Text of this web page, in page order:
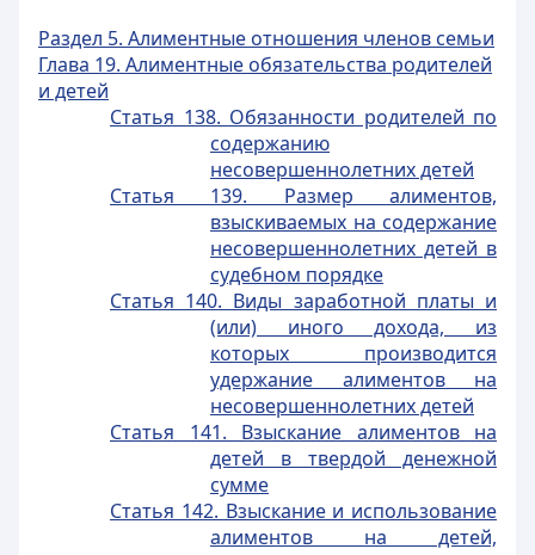
Раздел 5. Алиментные отношения членов семьи
Глава 19. Алиментные обязательства родителей
и детей
Статья 138. Обязанности родителей по
содержанию
несовершеннолетних детей
Статья 139. Размер алиментов,
взыскиваемых на содержание
несовершеннолетних детей в
судебном порядке
Статья 140. Виды заработной платы и
(или) иного дохода, из
которых производится
удержание алиментов на
несовершеннолетних детей
Статья 141. Взыскание алиментов на
детей в твердой денежной
сумме
Статья 142. Взыскание и использование
алиментов на детей,